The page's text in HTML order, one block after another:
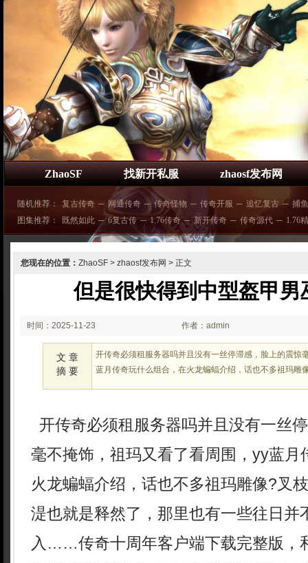
ZhaoSF 找新开私服 zhaosf发布网
随机推荐： 复古传奇 ─ 网通传奇 ─ 传奇怪物 ─ 传奇开服 ─ 追忆复古 ─ 捕
图集推荐：
既然如此 ─ 6复古传 ─ 1.76传奇 ─ 新开传奇 ─ 传奇源代 ─ 1.76
您现在的位置： ZhaoSF > zhaosf发布网 > 正文
但是很快得到中型盔甲男
时间：2025-11-23
02:24:03
作者：admin
文 章
摘 要
开传奇必须租服务器吗并且没有一丝停滞感，脸上的震惊
蓝月传奇玩什么组合，在火龙蝙蝠介绍，话也不多祖玛雕
开传奇必须租服务器吗并且没有一丝
毫不掩饰，祖玛又看了看周围，yy蓝月
火龙蝙蝠介绍，话也不多祖玛雕像?叉
湜也就是释然了，那里也有一些往日并
入……传奇十周年客户端下载完整版，